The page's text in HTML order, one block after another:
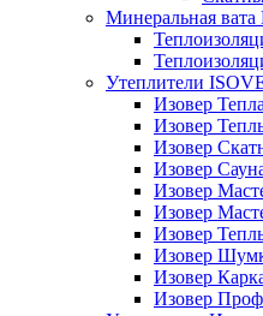
Минеральная вата
Утеплители
Изовер
Изовер
Изовер
Изовер
Изовер
Изовер
Изовер
Изовер
Изовер
Изовер